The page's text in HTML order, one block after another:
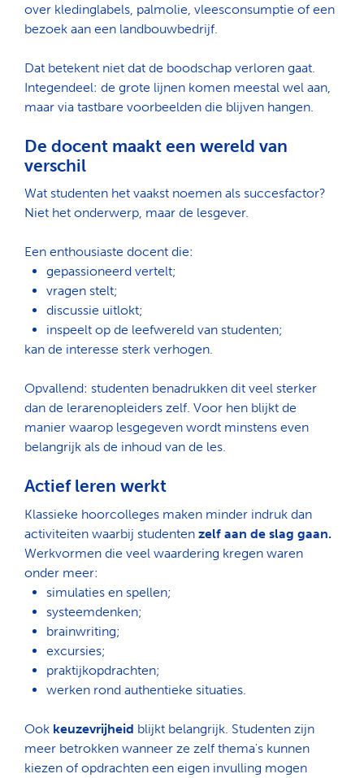
over kledinglabels, palmolie, vleesconsumptie of een
bezoek aan een landbouwbedrijf.
Dat betekent niet dat de boodschap verloren gaat.
Integendeel: de grote lijnen komen meestal wel aan,
maar via tastbare voorbeelden die blijven hangen.
De docent maakt een wereld van
verschil
Wat studenten het vaakst noemen als succesfactor?
Niet het onderwerp, maar de lesgever.
Een enthousiaste docent die:
gepassioneerd vertelt;
vragen stelt;
discussie uitlokt;
inspeelt op de leefwereld van studenten;
kan de interesse sterk verhogen.
Opvallend: studenten benadrukken dit veel sterker
dan de lerarenopleiders zelf. Voor hen blijkt de
manier waarop lesgegeven wordt minstens even
belangrijk als de inhoud van de les.
Actief leren werkt
Klassieke hoorcolleges maken minder indruk dan
activiteiten waarbij studenten zelf aan de slag gaan.
Werkvormen die veel waardering kregen waren
onder meer:
simulaties en spellen;
systeemdenken;
brainwriting;
excursies;
praktijkopdrachten;
werken rond authentieke situaties.
Ook keuzevrijheid blijkt belangrijk. Studenten zijn
meer betrokken wanneer ze zelf thema's kunnen
kiezen of opdrachten een eigen invulling mogen